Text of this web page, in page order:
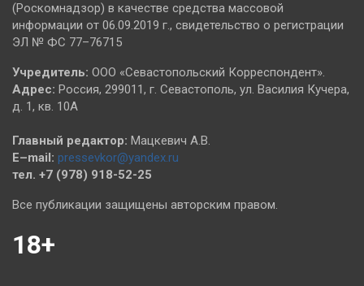
(Роскомнадзор) в качестве средства массовой
информации от 06.09.2019 г., свидетельство о регистрации
ЭЛ № ФС 77–76715
Учредитель: ООО «Севастопольский Корреспондент».
Адрес: Россия, 299011, г. Севастополь, ул. Василия Кучера,
д. 1, кв. 10А
Главный редактор: Мацкевич А.В.
E–mail: pressevkor@yandex.ru
тел. +7 (978) 918-52-25
Все публикации защищены авторским правом.
18+